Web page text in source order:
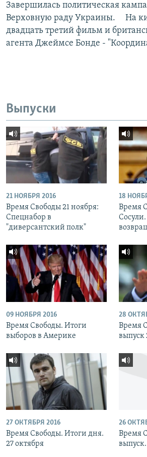
Завершилась политическая
Верховную раду Украины. На
двадцать третий фильм и
агента Джеймсе Бонде -
Выпуски
21 НОЯБРЯ 2016
Время Свободы 21 ноября:
Спецнабор в
"диверсантский полк"
18
Время
09 НОЯБРЯ 2016
Время Свободы. Итоги
выборов в Америке
28
Время
выпуск
27 ОКТЯБРЯ 2016
Время Свободы. Итоги дня.
27 октября
26
Время